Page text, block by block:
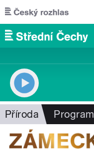
Přejít k hlavnímu obsahu
Příroda Program